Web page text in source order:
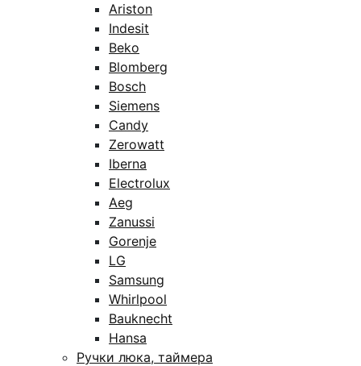
Ariston
Indesit
Beko
Blomberg
Bosch
Siemens
Candy
Zerowatt
Iberna
Electrolux
Aeg
Zanussi
Gorenje
LG
Samsung
Whirlpool
Bauknecht
Hansa
Ручки люка, таймера